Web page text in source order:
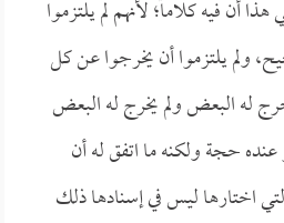
أن فيه كلاماً؛ لأنهم لم يلتزموا
يلتزموا أن يخرجوا عن كل
له البعض ولم يخرج له البعض
حجة ولكنه ما اتفق له أن
اختارها ليس في إسنادها ذلك